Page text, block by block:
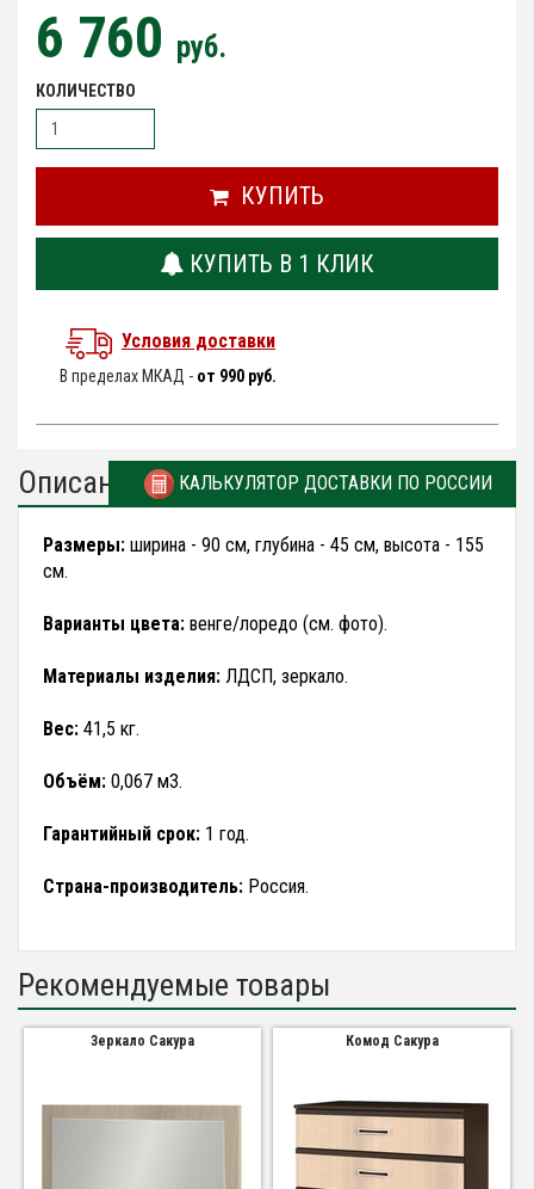
6 760 руб.
КОЛИЧЕСТВО
КУПИТЬ
КУПИТЬ В 1 КЛИК
Условия доставки
В пределах МКАД - от 990 руб.
Описание КАЛЬКУЛЯТОР ДОСТАВКИ ПО РОССИИ
Размеры: ширина - 90 см, глубина - 45 см, высота - 155
см.
Варианты цвета: венге/лоредо (см. фото).
Материалы изделия: ЛДСП, зеркало.
Вес: 41,5 кг.
Объём: 0,067 м3.
Гарантийный срок: 1 год.
Страна-производитель: Россия.
Рекомендуемые товары
Зеркало Сакура Комод Сакура